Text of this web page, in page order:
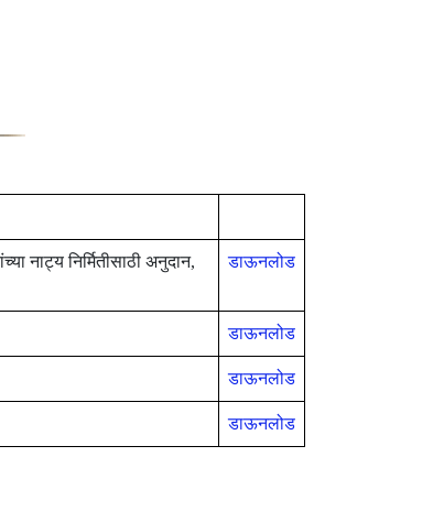
नाट्य निर्मितीसाठी अनुदान,
डाऊनलोड
डाऊनलोड
डाऊनलोड
डाऊनलोड